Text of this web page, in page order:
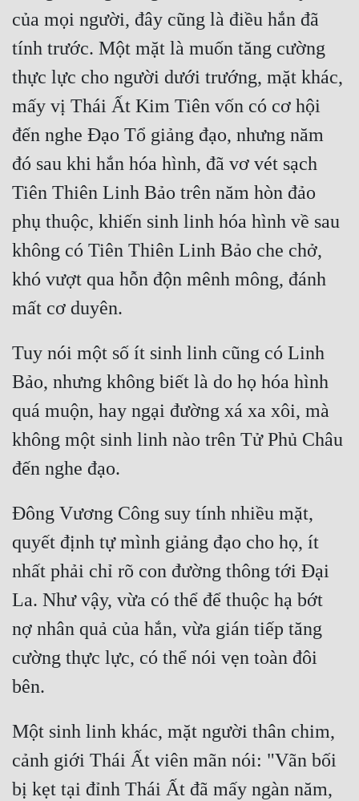
Tính Cách Nhân Vật :
Cơ Trí
Sát Phạt Quyết Đoán
Vô Sỉ
Điềm Đạm
của mọi người, đây cũng là điều hắn đã
tính trước. Một mặt là muốn tăng cường
thực lực cho người dưới trướng, mặt khác,
mấy vị Thái Ất Kim Tiên vốn có cơ hội
đến nghe Đạo Tổ giảng đạo, nhưng năm
đó sau khi hắn hóa hình, đã vơ vét sạch
Tiên Thiên Linh Bảo trên năm hòn đảo
phụ thuộc, khiến sinh linh hóa hình về sau
không có Tiên Thiên Linh Bảo che chở,
khó vượt qua hỗn độn mênh mông, đánh
Tuy nói một số ít sinh linh cũng có Linh
Bảo, nhưng không biết là do họ hóa hình
quá muộn, hay ngại đường xá xa xôi, mà
không một sinh linh nào trên Tử Phủ Châu
Đông Vương Công suy tính nhiều mặt,
quyết định tự mình giảng đạo cho họ, ít
nhất phải chỉ rõ con đường thông tới Đại
La. Như vậy, vừa có thể để thuộc hạ bớt
nợ nhân quả của hắn, vừa gián tiếp tăng
cường thực lực, có thể nói vẹn toàn đôi
Một sinh linh khác, mặt người thân chim,
cảnh giới Thái Ất viên mãn nói: "Vãn bối
bị kẹt tại đỉnh Thái Ất đã mấy ngàn năm,